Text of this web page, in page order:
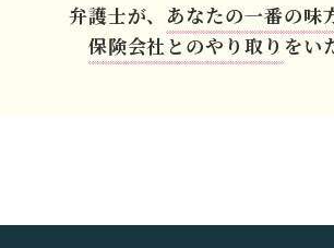
弁護士が、 あなたの一番の味
保険会社とのやり取り をい